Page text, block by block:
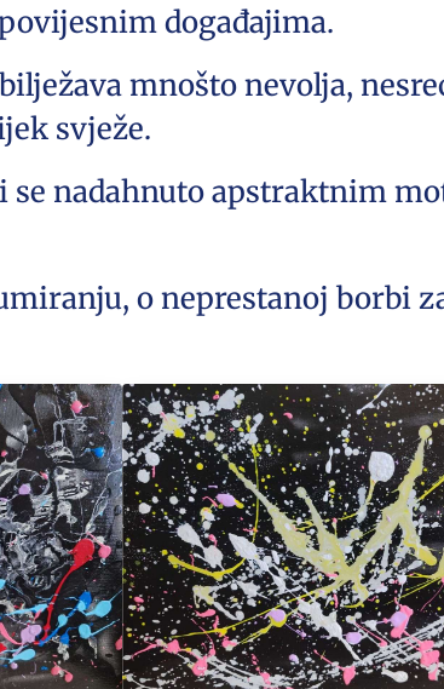
događajima.
mnošto nevolja,
svježe.
se nadahnuto apstraktnim
o neprestanoj borbi